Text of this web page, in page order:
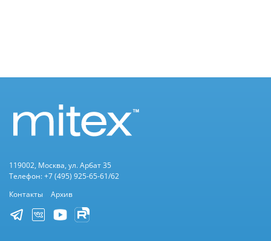
119002, Москва, ул. Арбат 35
Телефон: +7 (495) 925-65-61/62
Контакты
Архив